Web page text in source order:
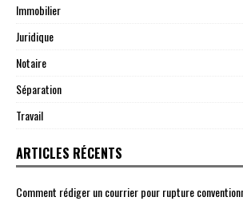
Immobilier
Juridique
Notaire
Séparation
Travail
ARTICLES RÉCENTS
Comment rédiger un courrier pour rupture